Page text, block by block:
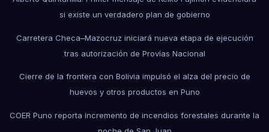
si existe un verdadero plan de gobierno
Carretera Checa–Mazocruz iniciará nueva etapa de ejecución
tras autorización de Provías Nacional
Cierre de la frontera con Bolivia impulsó el alza del precio de
huevos y otros productos en Puno
COER Puno reporta incremento de incendios forestales durante la